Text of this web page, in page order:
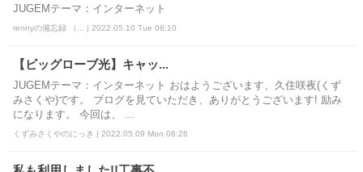
JUGEMテーマ：インターネット
rennyの備忘録 （... | 2022.05.10 Tue 08:10
【ビッグローブ光】キャッ...
JUGEMテーマ：インターネット おはようございます、久住咲夜(くず
みさくや)です。 ブログを見ていただき、ありがとうございます! 励み
になります。 今回は、 ...
くずみさくやのにっき | 2022.05.09 Mon 08:26